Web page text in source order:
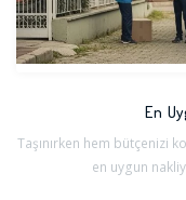
En
Taşınırken hem bütçenizi
en uygun